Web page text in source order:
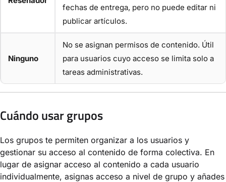
fechas de entrega, pero no puede editar ni
publicar artículos.
Ninguno
No se asignan permisos de contenido. Útil
para usuarios cuyo acceso se limita solo a
tareas administrativas.
Cuándo usar grupos
Los grupos te permiten organizar a los usuarios y
gestionar su acceso al contenido de forma colectiva. En
lugar de asignar acceso al contenido a cada usuario
individualmente, asignas acceso a nivel de grupo y añades